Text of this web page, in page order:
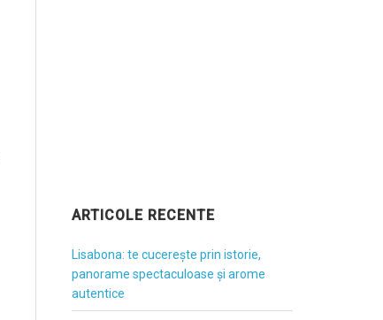
ARTICOLE RECENTE
Lisabona: te cucerește prin istorie,
panorame spectaculoase și arome
autentice